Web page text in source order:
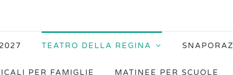
TEATRO DELLA REGINA SNAPORAZ
PER FAMIGLIE MATINEE PER SCUOLE